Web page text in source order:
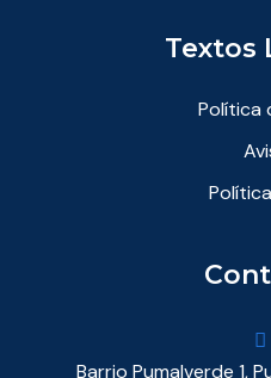
Textos
Política
Barrio Pumalverde 1,